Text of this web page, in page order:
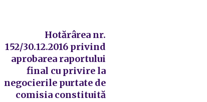
Hotărârea nr.
152/30.12.2016 privind
aprobarea raportului
final cu privire la
negocierile purtate de
comisia constituită